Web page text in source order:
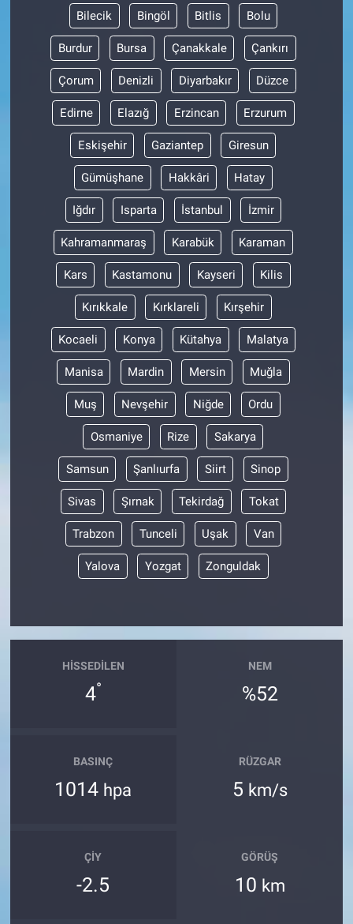
Bilecik Bingöl Bitlis Bolu
Burdur Bursa Çanakkale Çankırı
Çorum Denizli Diyarbakır Düzce
Edirne Elazığ Erzincan Erzurum
Eskişehir Gaziantep Giresun
Gümüşhane Hakkâri Hatay
Iğdır Isparta İstanbul İzmir
Kahramanmaraş Karabük Karaman
Kars Kastamonu Kayseri Kilis
Kırıkkale Kırklareli Kırşehir
Kocaeli Konya Kütahya Malatya
Manisa Mardin Mersin Muğla
Muş Nevşehir Niğde Ordu
Osmaniye Rize Sakarya
Samsun Şanlıurfa Siirt Sinop
Sivas Şırnak Tekirdağ Tokat
Trabzon Tunceli Uşak Van
Yalova Yozgat Zonguldak
HISSEDILEN
4°
NEM
%52
BASINÇ
1014 hpa
RÜZGAR
5 km/s
ÇIY
-2.5
GÖRÜŞ
10 km
Kimdir
Koronavirüs
Kültür Sanat
Ne demişti
Nedir
Popüler
Programlar
Sağlık
Spor
Teknoloji
Türkiye'nin Geleceği
Türkiye'nin Gündemi
Yerel Gündem
Canlı Yayın